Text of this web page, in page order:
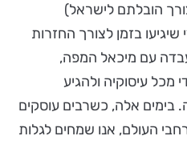
הובלתם לישראל)
בזמן לצורך החזרות
עם מיכאל המפה,
מכל עיסוקיה ולהגיע
בימים אלה, כשרבים עוסקים
העולם, אנו שמחים לגלות